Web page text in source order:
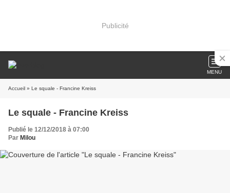
Publicité
MENU
Accueil » Le squale - Francine Kreiss
Le squale - Francine Kreiss
Publié le 12/12/2018 à 07:00
Par Milou